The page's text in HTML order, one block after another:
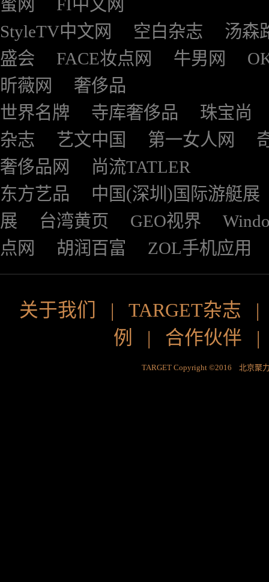
蜜网
FI中文网
StyleTV中文网
空白杂志
汤森
盛会
FACE妆点网 牛男网
昕薇网
奢侈品
世界名牌
寺库奢侈品
珠宝尚
杂志
艺文中国 第一女人网
奢侈品网
尚流TATLER
东方艺品
中国(深圳)国际游艇展
展
台湾黄页 GEO视界
点网
胡润百富 ZOL手机应用
关于我们 | TARGET杂志
例
| 合作伙伴
TARGET Copyright ©2016 北京聚